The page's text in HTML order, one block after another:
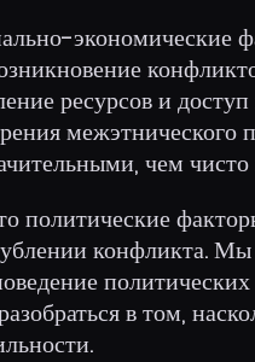
экономические
ресурсов и
межэтнического
чем
политические
конфликта. Мы
в том,